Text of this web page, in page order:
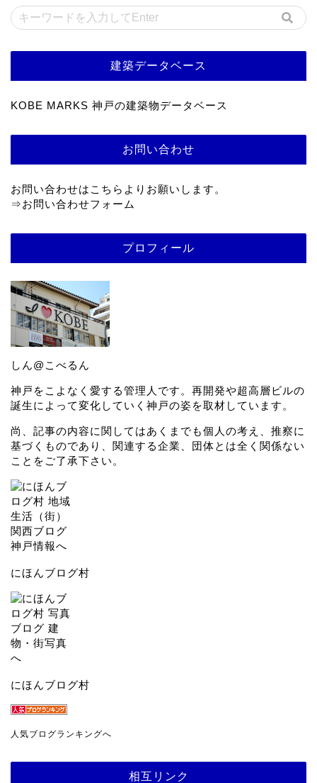
建築データベース
KOBE MARKS 神戸の建築物データベース
お問い合わせ
お問い合わせはこちらよりお願いします。
⇒お問い合わせフォーム
プロフィール
しん@こべるん
神戸をこよなく愛する管理人です。再開発や超高層ビルの
誕生によって変化していく神戸の姿を取材しています。
尚、記事の内容に関してはあくまでも個人の考え、推察に
基づくものであり、関連する企業、団体とは全く関係ない
ことをご了承下さい。
にほんブログ村
にほんブログ村
人気ブログランキングへ
相互リンク